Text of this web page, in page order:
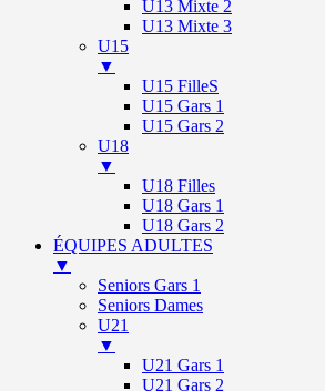
U13 Mixte 2
U13 Mixte 3
U15
▼
U15 FilleS
U15 Gars 1
U15 Gars 2
U18
▼
U18 Filles
U18 Gars 1
U18 Gars 2
ÉQUIPES ADULTES
▼
Seniors Gars 1
Seniors Dames
U21
▼
U21 Gars 1
U21 Gars 2